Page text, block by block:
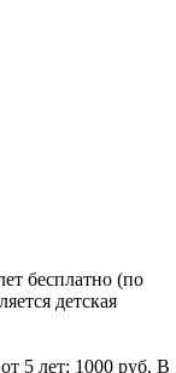
бесплатно (по
детская
5 лет: 1000 руб. В